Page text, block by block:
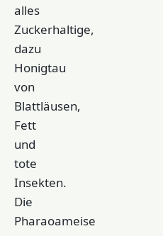
alles
Zuckerhaltige,
dazu
Honigtau
von
Blattläusen,
Fett
und
tote
Insekten.
Die
Pharaoameise